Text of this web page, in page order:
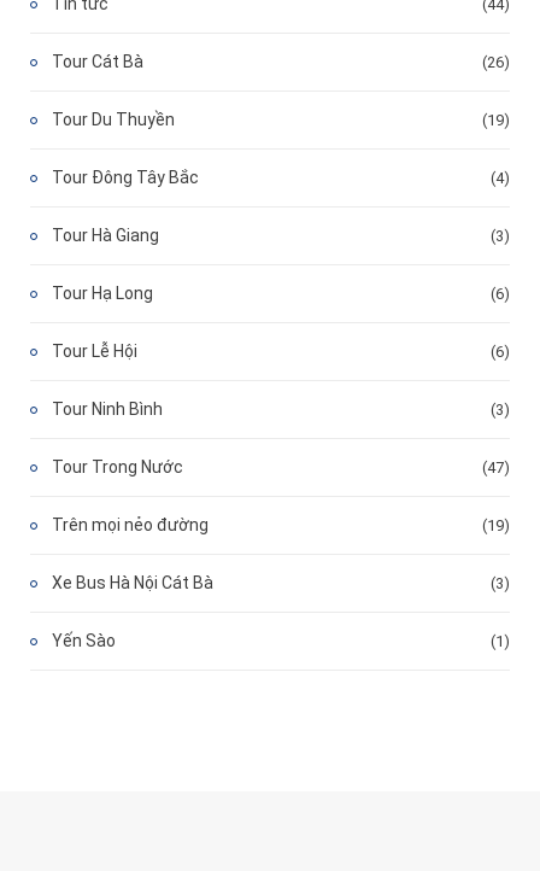
(44)
Tour Cát Bà (26)
Tour Du Thuyền (19)
Tour Đông Tây Bắc (4)
Tour Hà Giang (3)
Tour Hạ Long (6)
Tour Lễ Hội (6)
Tour Ninh Bình (3)
Tour Trong Nước (47)
Trên mọi nẻo đường (19)
Xe Bus Hà Nội Cát Bà (3)
Yến Sào (1)